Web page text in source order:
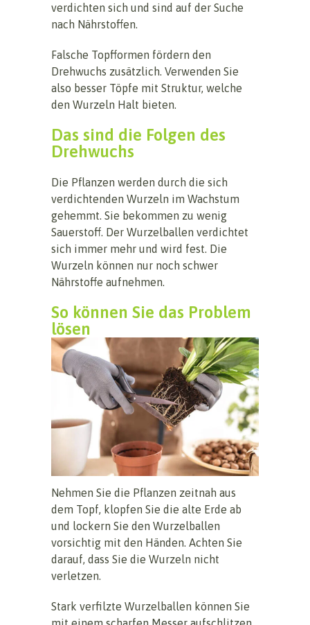
verdichten sich und sind auf der Suche
nach Nährstoffen.
Falsche Topfformen fördern den
Drehwuchs zusätzlich. Verwenden Sie
also besser Töpfe mit Struktur, welche
den Wurzeln Halt bieten.
Das sind die Folgen des
Drehwuchs
Die Pflanzen werden durch die sich
verdichtenden Wurzeln im Wachstum
gehemmt. Sie bekommen zu wenig
Sauerstoff. Der Wurzelballen verdichtet
sich immer mehr und wird fest. Die
Wurzeln können nur noch schwer
Nährstoffe aufnehmen.
So können Sie das Problem
lösen
Nehmen Sie die Pflanzen zeitnah aus
dem Topf, klopfen Sie die alte Erde ab
und lockern Sie den Wurzelballen
vorsichtig mit den Händen. Achten Sie
darauf, dass Sie die Wurzeln nicht
verletzen.
Stark verfilzte Wurzelballen können Sie